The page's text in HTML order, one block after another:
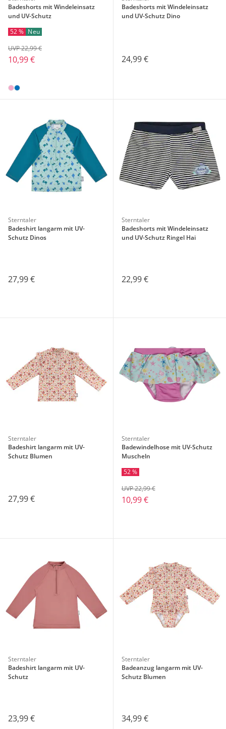
Badeshorts mit Windeleinsatz
und UV-Schutz
52 % Neu
10,99 €
UVP 22,99 €
Badeshorts mit Windeleinsatz
und UV-Schutz Dino
24,99 €
Sterntaler
Badeshirt langarm mit UV-
Schutz Dinos
27,99 €
Sterntaler
Badeshorts mit Windeleinsatz
und UV-Schutz Ringel Hai
22,99 €
Sterntaler
Badeshirt langarm mit UV-
Schutz Blumen
27,99 €
Sterntaler
Badewindelhose mit UV-Schutz
Muscheln
52 %
10,99 €
UVP 22,99 €
Sterntaler
Badeshirt langarm mit UV-
Schutz
23,99 €
Sterntaler
Badeanzug langarm mit UV-
Schutz Blumen
34,99 €